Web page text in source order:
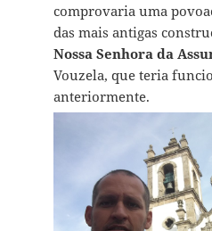
comprovaria uma
das mais antigas
Nossa Senhora da
Vouzela, que teria
anteriormente.